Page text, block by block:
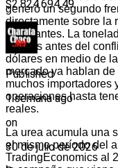
generó un segundo
directamente sobre la
fertilizantes. La
dólares antes del
dólares en medio de
mercado ya hablan
muchos importadores
operaciones hasta
reales.
La urea acumula una
el mismo período del
TradingEconomics al
$2.824.694,49
Published
1 semana ago
on
30 de julio de 2026